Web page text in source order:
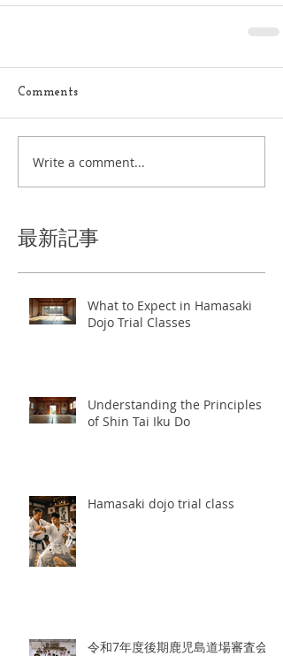
Comments
Write a comment...
最新記事
What to Expect in Hamasaki
Dojo Trial Classes
Understanding the Principles
of Shin Tai Iku Do
Hamasaki dojo trial class
令和7年度後期鹿児島道場審査会